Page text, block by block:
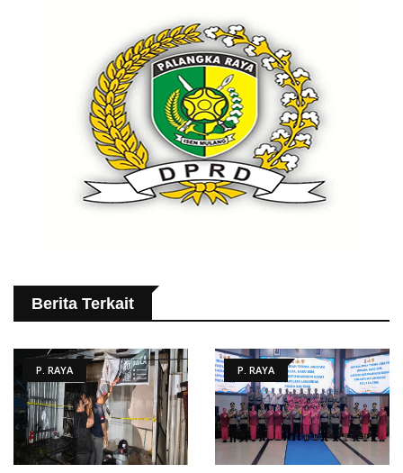
Berita Terkait
P. RAYA P. RAYA